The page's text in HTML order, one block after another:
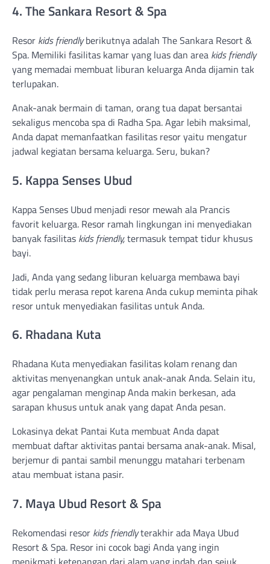
4. The Sankara Resort & Spa
Resor kids friendlyberikutnya adalah The Sankara Resort &
Spa. Memiliki fasilitas kamar yang luas dan area kids friendly
yang memadai membuat liburan keluarga Anda dijamin tak
terlupakan.
Anak-anak bermain di taman, orang tua dapat bersantai
sekaligus mencoba spa di Radha Spa. Agar lebih maksimal,
Anda dapat memanfaatkan fasilitas resor yaitu mengatur
jadwal kegiatan bersama keluarga. Seru, bukan?
5. Kappa Senses Ubud
Kappa Senses Ubud menjadi resor mewah ala Prancis
favorit keluarga. Resor ramah lingkungan ini menyediakan
banyak fasilitas kids friendly,termasuk tempat tidur khusus
bayi.
Jadi, Anda yang sedang liburan keluarga membawa bayi
tidak perlu merasa repot karena Anda cukup meminta pihak
resor untuk menyediakan fasilitas untuk Anda.
6. Rhadana Kuta
Rhadana Kuta menyediakan fasilitas kolam renang dan
aktivitas menyenangkan untuk anak-anak Anda. Selain itu,
agar pengalaman menginap Anda makin berkesan, ada
sarapan khusus untuk anak yang dapat Anda pesan.
Lokasinya dekat Pantai Kuta membuat Anda dapat
membuat daftar aktivitas pantai bersama anak-anak. Misal,
berjemur di pantai sambil menunggu matahari terbenam
atau membuat istana pasir.
7. Maya Ubud Resort & Spa
Rekomendasi resor kids friendlyterakhir ada Maya Ubud
Resort & Spa. Resor ini cocok bagi Anda yang ingin